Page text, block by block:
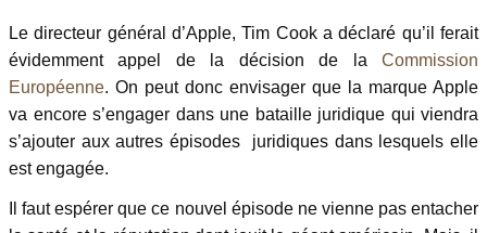
Le directeur général d’Apple, Tim Cook a déclaré qu’il ferait
évidemment appel de la décision de la Commission
Européenne. On peut donc envisager que la marque Apple
va encore s’engager dans une bataille juridique qui viendra
s’ajouter aux autres épisodes juridiques dans lesquels elle
est engagée.
Il faut espérer que ce nouvel épisode ne vienne pas entacher